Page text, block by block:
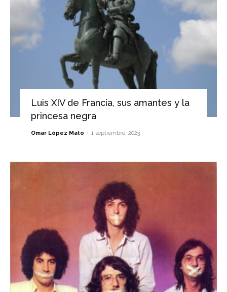
Luis XIV de Francia, sus amantes y la
princesa negra
Omar López Mato - 1 septiembre, 2023